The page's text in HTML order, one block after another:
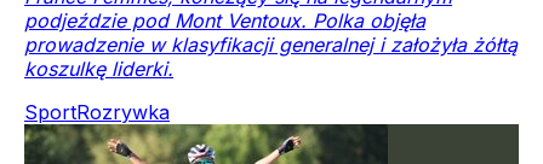
podjeździe pod Mont Ventoux. Polka objęła
prowadzenie w klasyfikacji generalnej i założyła żółtą
koszulkę liderki.
SportRozrywka